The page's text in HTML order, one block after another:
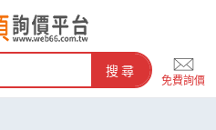
搜尋
免費詢價